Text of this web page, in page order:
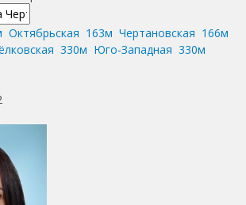
Октябрьская 163м Чертановская 166м
330м Юго-Западная 330м